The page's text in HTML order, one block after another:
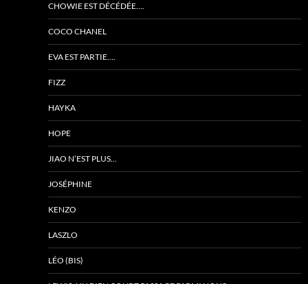
CHOWIE EST DÉCÉDÉE….
COCO CHANEL
EVA EST PARTIE….
FIZZ
HAYKA
HOPE
JIAO N’EST PLUS…
JOSÉPHINE
KENZO
LASZLO
LÉO (BIS)